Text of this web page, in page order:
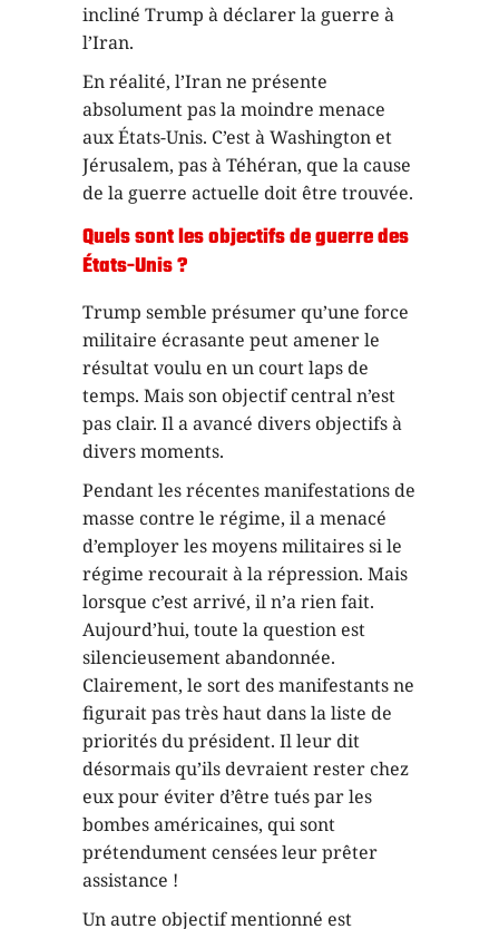
incliné Trump à déclarer la guerre à
l’Iran.
En réalité, l’Iran ne présente
absolument pas la moindre menace
aux États-Unis. C’est à Washington et
Jérusalem, pas à Téhéran, que la cause
de la guerre actuelle doit être trouvée.
Quels sont les objectifs de guerre des
États-Unis ?
Trump semble présumer qu’une force
militaire écrasante peut amener le
résultat voulu en un court laps de
temps. Mais son objectif central n’est
pas clair. Il a avancé divers objectifs à
divers moments.
Pendant les récentes manifestations de
masse contre le régime, il a menacé
d’employer les moyens militaires si le
régime recourait à la répression. Mais
lorsque c’est arrivé, il n’a rien fait.
Aujourd’hui, toute la question est
silencieusement abandonnée.
Clairement, le sort des manifestants ne
figurait pas très haut dans la liste de
priorités du président. Il leur dit
désormais qu’ils devraient rester chez
eux pour éviter d’être tués par les
bombes américaines, qui sont
prétendument censées leur prêter
assistance !
Un autre objectif mentionné est